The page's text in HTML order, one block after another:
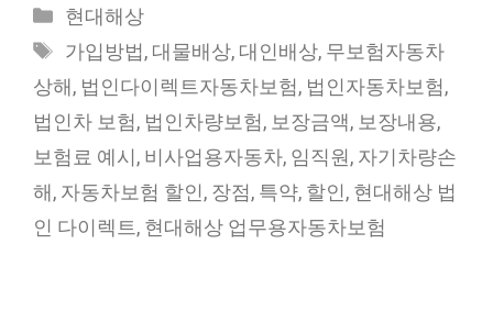
카
테
리
현대해상
태
그
가입방법, 대물배상, 대인배상, 무보험자동차
상해, 법인다이렉트자동차보험, 법인자동차보험,
법인차 보험, 법인차량보험, 보장금액, 보장내용,
보험료 예시, 비사업용자동차, 임직원, 자기차량손
해, 자동차보험 할인, 장점, 특약, 할인, 현대해상 법
인 다이렉트, 현대해상 업무용자동차보험